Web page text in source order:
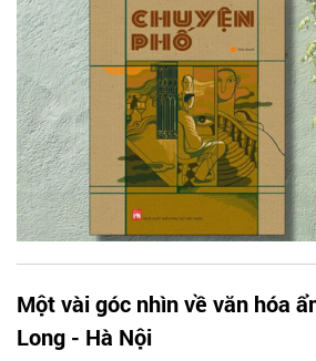
Một vài góc nhìn về văn hóa
Long - Hà Nội